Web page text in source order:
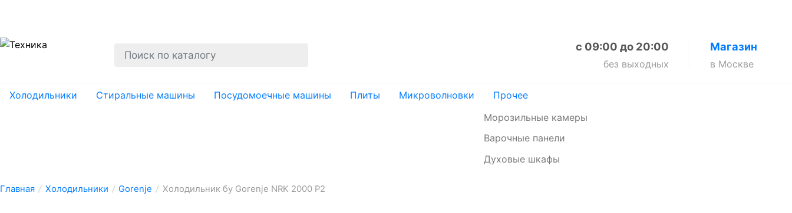
Магазин
в Москве
с 09:00 до 20:00
без выходных
Холодильники Стиральные машины Посудомоечные машины Плиты Микроволновки
Прочее
Морозильные камеры
Варочные панели
Духовые шкафы
Главная / Холодильники / Gorenje / Холодильник бу Gorenje NRK 2000 P2